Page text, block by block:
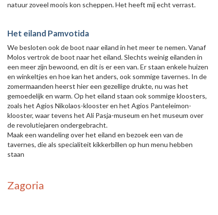
natuur zoveel moois kon scheppen. Het heeft mij echt verrast.
Het eiland Pamvotida
We besloten ook de boot naar eiland in het meer te nemen. Vanaf
Molos vertrok de boot naar het eiland. Slechts weinig eilanden in
een meer zijn bewoond, en dit is er een van. Er staan enkele huizen
en winkeltjes en hoe kan het anders, ook sommige tavernes. In de
zomermaanden heerst hier een gezellige drukte, nu was het
gemoedelijk en warm. Op het eiland staan ook sommige kloosters,
zoals het Agios Nikolaos-klooster en het Agios Panteleimon-
klooster, waar tevens het Ali Pasja-museum en het museum over
de revolutiejaren ondergebracht.
Maak een wandeling over het eiland en bezoek een van de
tavernes, die als specialiteit kikkerbillen op hun menu hebben
staan
Zagoria